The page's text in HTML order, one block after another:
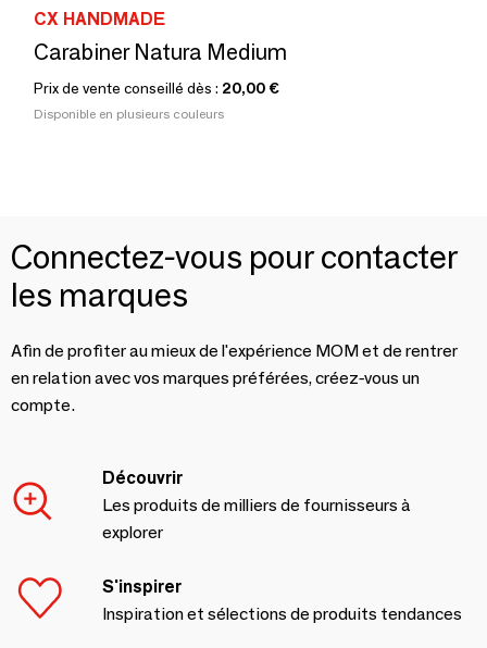
CX HANDMADE
Carabiner Natura Medium
Prix de vente conseillé dès : 20,00 €
Disponible en plusieurs couleurs
Connectez-vous pour contacter
les marques
Afin de profiter au mieux de l'expérience MOM et de rentrer
en relation avec vos marques préférées, créez-vous un
compte.
Découvrir
Les produits de milliers de fournisseurs à
explorer
S'inspirer
Inspiration et sélections de produits tendances